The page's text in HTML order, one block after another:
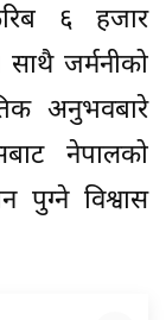
६ हजार
जर्मनीको
अनुभवबारे
नेपालको
पुग्ने विश्वास